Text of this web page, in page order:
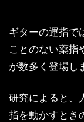
ギターの運指で
ことのない薬指
が数多く登場し
研究によると、
指を動かすとき